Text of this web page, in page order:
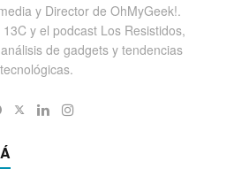
y Director de OhMyGeek!.
y el podcast Los Resistidos,
de gadgets y tendencias
tecnológicas.